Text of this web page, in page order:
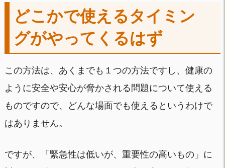
どこかで使えるタイミン
グがやってくるはず
この方法は、あくまでも１つの方法ですし、健康の
ように安全や安心が脅かされる問題について使える
ものですので、どんな場面でも使えるというわけで
はありません。
ですが、「緊急性は低いが、重要性の高いもの」に